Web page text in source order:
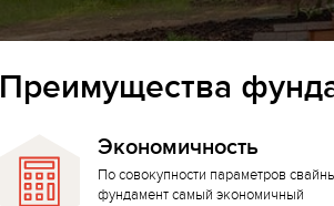
Преимущества
Экономичность
По совокупности параметров
фундамент самый экономичный